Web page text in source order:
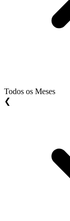
Todos os Meses
❮